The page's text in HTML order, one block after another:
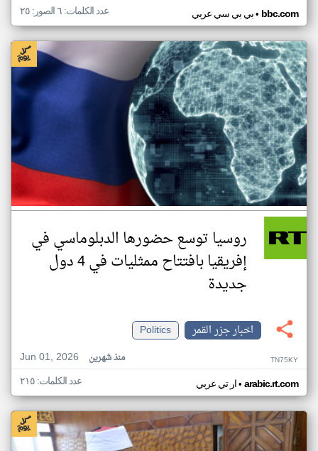
بي بي سي عربي• bbc.com عدد الكلمات: ٦ الصور: ٢٥
روسيا توسع حضورها الدبلوماسي في
إفريقيا بافتتاح ممثليات في 4 دول
جديدة
اخبار جزر القمر
Politics
Jun 01, 2026
منذ شهرين TN75KY
ار تي عربي• arabic.rt.com عدد الكلمات: ٢١٥